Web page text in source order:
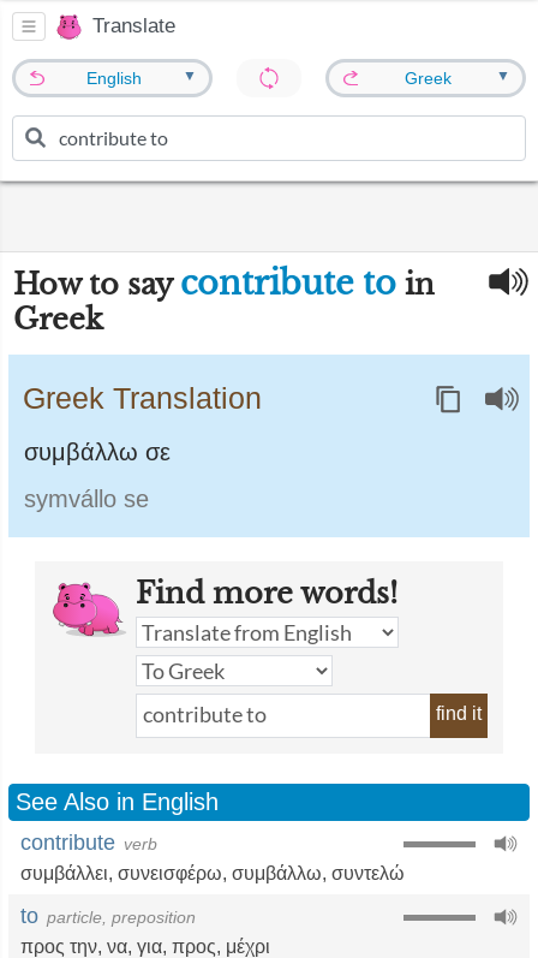
Translate
English ▼ Greek ▼
How to say contribute to in
Greek
Greek Translation
συμβάλλω σε
symvállo se
Find more words!
find it
See Also in English
contribute verb
συμβάλλει, συνεισφέρω, συμβάλλω, συντελώ
to particle, preposition
προς την, να, για, προς, μέχρι